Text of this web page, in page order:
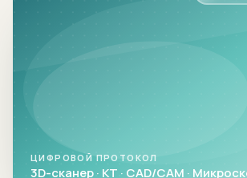
ЦИФРОВОЙ ПРОТОКОЛ
3D-сканер · КТ · CAD/CAM ·